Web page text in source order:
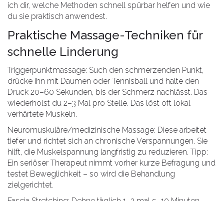
ich dir, welche Methoden schnell spürbar helfen und wie
du sie praktisch anwendest.
Praktische Massage-Techniken für
schnelle Linderung
Triggerpunktmassage: Such den schmerzenden Punkt,
drücke ihn mit Daumen oder Tennisball und halte den
Druck 20–60 Sekunden, bis der Schmerz nachlässt. Das
wiederholst du 2–3 Mal pro Stelle. Das löst oft lokal
verhärtete Muskeln.
Neuromuskuläre/medizinische Massage: Diese arbeitet
tiefer und richtet sich an chronische Verspannungen. Sie
hilft, die Muskelspannung langfristig zu reduzieren. Tipp:
Ein seriöser Therapeut nimmt vorher kurze Befragung und
testet Beweglichkeit – so wird die Behandlung
zielgerichtet.